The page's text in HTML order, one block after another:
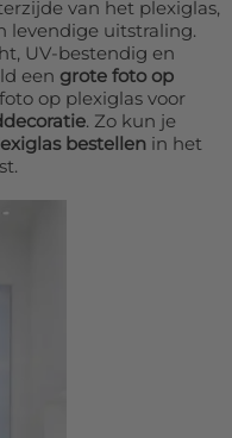
van het plexiglas,
levendige uitstraling.
UV-bestendig en
een grote foto op
op plexiglas voor
. Zo kun je
bestellen in het